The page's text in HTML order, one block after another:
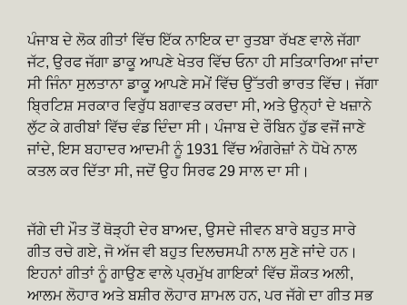
ਪੰਜਾਬ ਦੇ ਲੋਕ ਗੀਤਾਂ ਵਿੱਚ ਇੱਕ ਨਾਇਕ ਦਾ ਰੁਤਬਾ ਰੱਖਣ ਵਾਲੇ ਜੱਗਾ
ਜੱਟ, ਉਰਫ ਜੱਗਾ ਡਾਕੂ ਆਪਣੇ ਖੇਤਰ ਵਿੱਚ ਓਨਾ ਹੀ ਸਤਿਕਾਰਿਆ ਜਾਂਦਾ
ਸੀ ਜਿੰਨਾ ਸੁਲਤਾਨਾ ਡਾਕੂ ਆਪਣੇ ਸਮੇਂ ਵਿੱਚ ਉੱਤਰੀ ਭਾਰਤ ਵਿੱਚ। ਜੱਗਾ
ਬ੍ਰਿਟਿਸ਼ ਸਰਕਾਰ ਵਿਰੁੱਧ ਬਗਾਵਤ ਕਰਦਾ ਸੀ, ਅਤੇ ਉਨ੍ਹਾਂ ਦੇ ਖਜ਼ਾਨੇ
ਲੁੱਟ ਕੇ ਗਰੀਬਾਂ ਵਿੱਚ ਵੰਡ ਦਿੰਦਾ ਸੀ। ਪੰਜਾਬ ਦੇ ਰੌਬਿਨ ਹੁੱਡ ਵਜੋਂ ਜਾਣੇ
ਜਾਂਦੇ, ਇਸ ਬਹਾਦਰ ਆਦਮੀ ਨੂੰ 1931 ਵਿੱਚ ਅੰਗਰੇਜ਼ਾਂ ਨੇ ਧੋਖੇ ਨਾਲ
ਕਤਲ ਕਰ ਦਿੱਤਾ ਸੀ, ਜਦੋਂ ਉਹ ਸਿਰਫ 29 ਸਾਲ ਦਾ ਸੀ।
ਜੱਗੇ ਦੀ ਮੌਤ ਤੋਂ ਥੋੜ੍ਹੀ ਦੇਰ ਬਾਅਦ, ਉਸਦੇ ਜੀਵਨ ਬਾਰੇ ਬਹੁਤ ਸਾਰੇ
ਗੀਤ ਰਚੇ ਗਏ, ਜੋ ਅੱਜ ਵੀ ਬਹੁਤ ਦਿਲਚਸਪੀ ਨਾਲ ਸੁਣੇ ਜਾਂਦੇ ਹਨ।
ਇਹਨਾਂ ਗੀਤਾਂ ਨੂੰ ਗਾਉਣ ਵਾਲੇ ਪ੍ਰਮੁੱਖ ਗਾਇਕਾਂ ਵਿੱਚ ਸ਼ੌਕਤ ਅਲੀ,
ਆਲਮ ਲੋਹਾਰ ਅਤੇ ਬਸ਼ੀਰ ਲੋਹਾਰ ਸ਼ਾਮਲ ਹਨ, ਪਰ ਜੱਗੇ ਦਾ ਗੀਤ ਸਭ